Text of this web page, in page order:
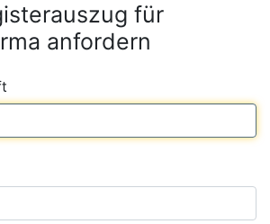
für
anfordern